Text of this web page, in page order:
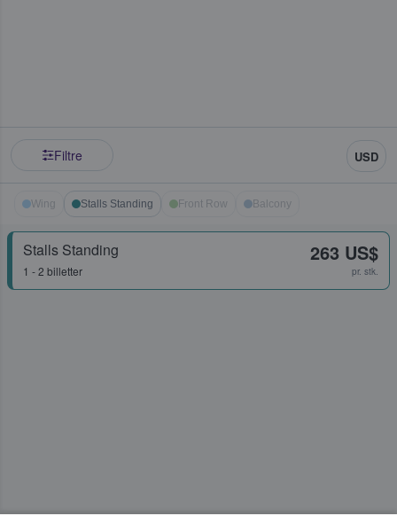
Filtre USD
Wing Stalls Standing Front Row Balcony
Stalls Standing
1 - 2 billetter
263 US$
pr. stk.